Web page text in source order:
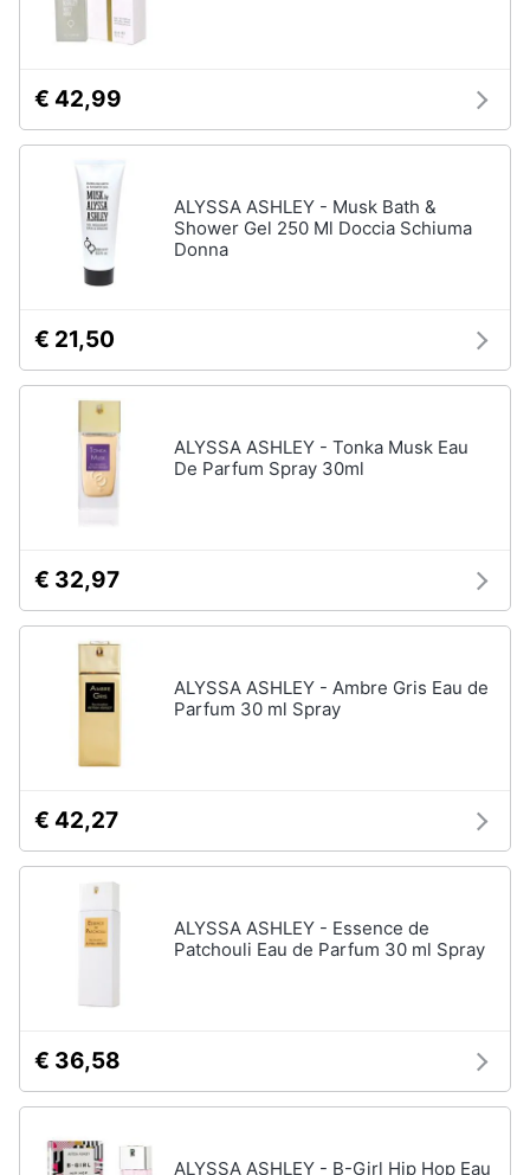
€ 42,99
ALYSSA ASHLEY - Musk Bath &
Shower Gel 250 Ml Doccia Schiuma
Donna
€ 21,50
ALYSSA ASHLEY - Tonka Musk Eau
De Parfum Spray 30ml
€ 32,97
ALYSSA ASHLEY - Ambre Gris Eau de
Parfum 30 ml Spray
€ 42,27
ALYSSA ASHLEY - Essence de
Patchouli Eau de Parfum 30 ml Spray
€ 36,58
ALYSSA ASHLEY - B-Girl Hip Hop Eau